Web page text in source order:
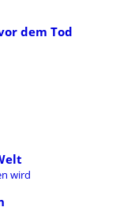
dem Tod
wird